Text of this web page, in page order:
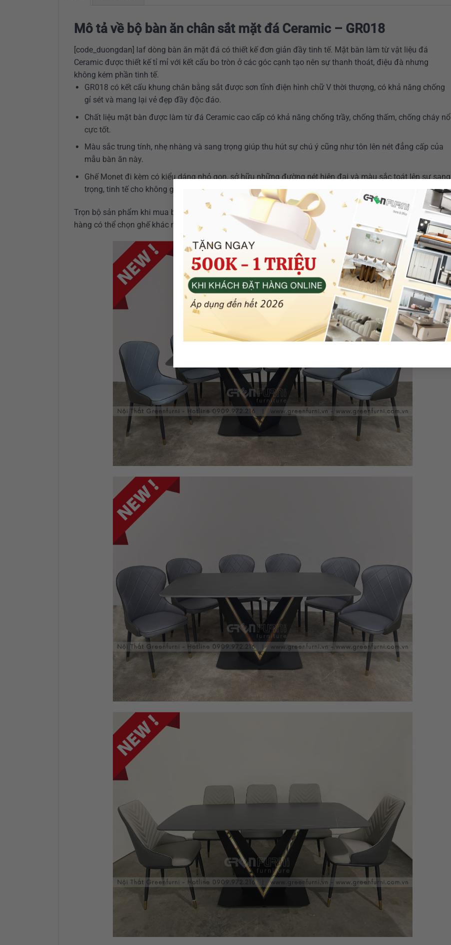
Mô tả về bộ bàn ăn chân sắt mặt đá Ceramic – GR018
[code_duongdan] laf dòng bàn ăn mặt đá có thiết kế đơn giản đầy tinh tế. Mặt bàn làm từ vật liệu đá
Ceramic được thiết kế tỉ mỉ với kết cấu bo tròn ở các góc cạnh tạo nên sự thanh thoát, điệu đà nhưng
không kém phần tinh tế.
GR018 có kết cấu khung chân bằng sắt được sơn tĩnh điện hình chữ V thời thượng, có khả năng chống
gỉ sét và mang lại vẻ đẹp đầy độc đáo.
Chất liệu mặt bàn được làm từ đá Ceramic cao cấp có khả năng chống trầy, chống thấm, chống cháy nổ
cực tốt.
Màu sắc trung tính, nhẹ nhàng và sang trọng giúp thu hút sự chú ý cũng như tôn lên nét đẳng cấp của
mẫu bàn ăn này.
Ghế Monet đi kèm có kiểu dáng nhỏ gọn, sở hữu những đường nét hiện đại và màu sắc toát lên sự sang
trọng, tinh tế cho không gian.
Trọn bộ sản phẩm khi mua bao gồm: 1 mặt đá + khung chân bàn + 4 hoặc 6 ghế bọc nệm cao cấp (khách
hàng có thể chọn ghế khác như trên)